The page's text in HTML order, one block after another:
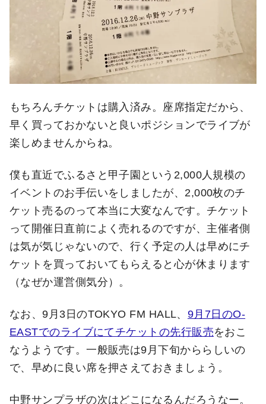
もちろんチケットは購入済み。座席指定だから、
早く買っておかないと良いポジションでライブが
楽しめませんからね。
僕も直近でふるさと甲子園という2,000人規模の
イベントのお手伝いをしましたが、2,000枚のチ
ケット売るのって本当に大変なんです。チケット
って開催日直前によく売れるのですが、主催者側
は気が気じゃないので、行く予定の人は早めにチ
ケットを買っておいてもらえると心が休まります
（なぜか運営側気分）。
なお、9月3日のTOKYO FM HALL、 9月7日のO-
EASTでのライブにてチケットの先行販売をおこ
なうようです。一般販売は9月下旬かららしいの
で、早めに良い席を押さえておきましょう。
中野サンプラザの次はどこになるんだろうなー。